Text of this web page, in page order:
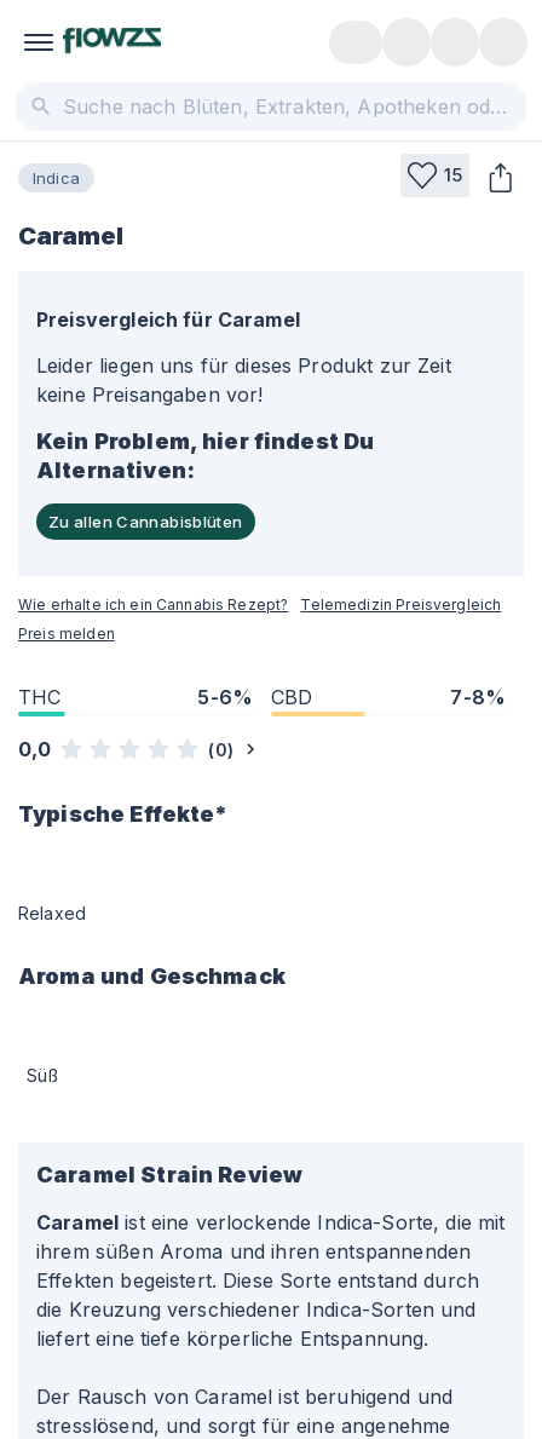
Indica 15
Caramel
Preisvergleich für Caramel
Leider liegen uns für dieses Produkt zur Zeit
keine Preisangaben vor!
Kein Problem, hier findest Du
Alternativen:
Zu allen Cannabisblüten
Wie erhalte ich ein Cannabis Rezept?
Telemedizin Preisvergleich
Preis melden
THC 5-6% CBD 7-8%
0,0 (0)
Typische Effekte*
Relaxed
Aroma und Geschmack
Süß
Caramel Strain Review
Caramel ist eine verlockende Indica-Sorte, die mit
ihrem süßen Aroma und ihren entspannenden
Effekten begeistert. Diese Sorte entstand durch
die Kreuzung verschiedener Indica-Sorten und
liefert eine tiefe körperliche Entspannung.
Der Rausch von Caramel ist beruhigend und
stresslösend, und sorgt für eine angenehme